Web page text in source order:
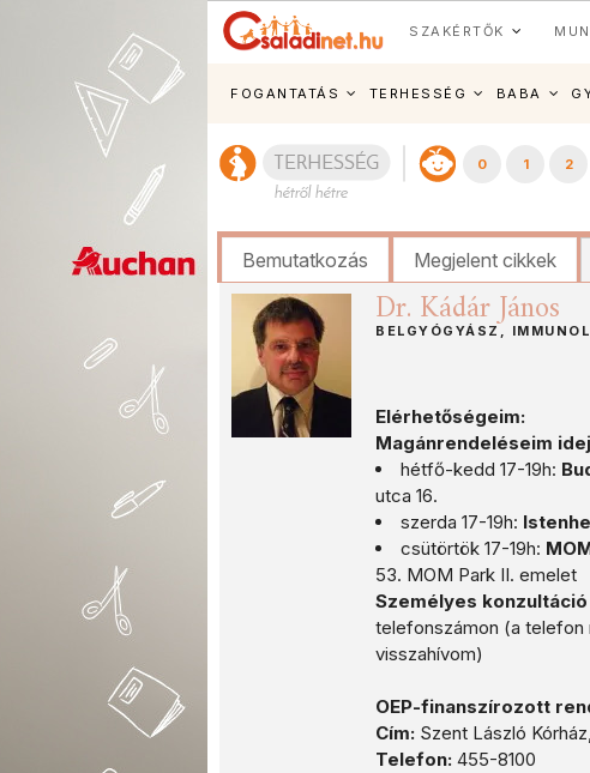
SZAKÉRTŐK
FOGANTATÁS TERHESSÉG BABA
0 1 2
Bemutatkozás Megjelent cikkek
Dr. Kádár János
BELGYÓGYÁSZ,
Elérhetőségeim:
Magánrendeléseim
hétfő-kedd 17-19h:
utca 16.
szerda 17-19h:
csütörtök 17-19h:
53. MOM Park II. emelet
Személyes
telefonszámon (a telefon
visszahívom)
OEP-finanszírozott
Cím: Szent László
Telefon: 455-8100